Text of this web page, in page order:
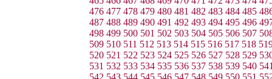
476 477 478 479 480 481 482 483 484 485
487 488 489 490 491 492 493 494 495 496
498 499 500 501 502 503 504 505 506 507
509 510 511 512 513 514 515 516 517 518
520 521 522 523 524 525 526 527 528 529
531 532 533 534 535 536 537 538 539 540